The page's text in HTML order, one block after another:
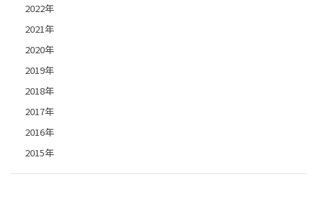
2022年
2021年
2020年
2019年
2018年
2017年
2016年
2015年